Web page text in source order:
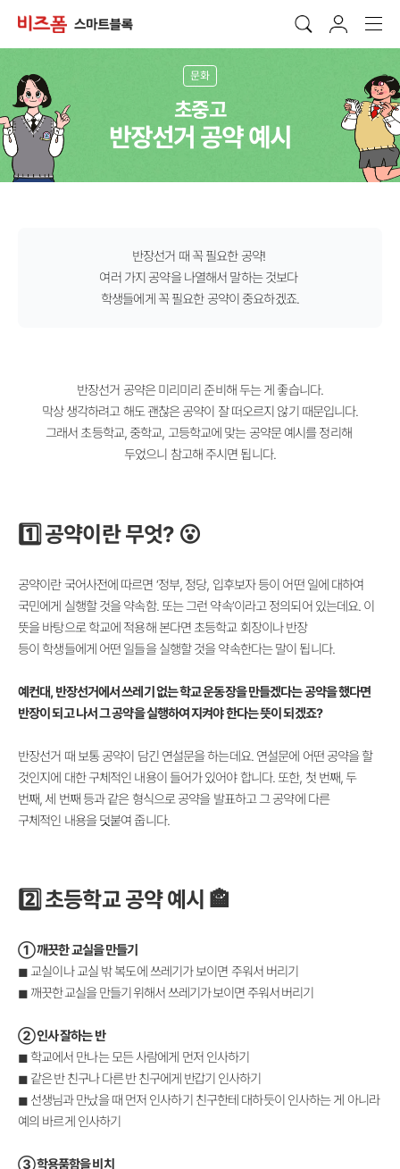
문화
초중고
반장선거 공약 예시
반장선거 때 꼭 필요한 공약!
여러 가지 공약을 나열해서 말하는 것보다
학생들에게 꼭 필요한 공약이 중요하겠죠.
반장선거 공약은 미리미리 준비해 두는 게 좋습니다.
막상 생각하려고 해도 괜찮은 공약이 잘 떠오르지 않기 때문입니다.
그래서 초등학교, 중학교, 고등학교에 맞는공약문 예시를 정리해
두었으니 참고해 주시면 됩니다.
1️⃣ 공약이란 무엇? 😮
공약이란 국어사전에 따르면 ‘정부, 정당, 입후보자 등이 어떤 일에 대하여
국민에게 실행할 것을 약속함. 또는 그런 약속’이라고 정의되어 있는데요. 이
뜻을 바탕으로 학교에 적용해 본다면 초등학교 회장이나 반장
등이 학생들에게 어떤 일들을 실행할 것을 약속한다는 말이 됩니다.
예컨대, 반장선거에서 쓰레기 없는 학교 운동장을만들겠다는 공약을 했다면
반장이 되고 나서 그 공약을 실행하여 지켜야 한다는 뜻이 되겠죠?
반장선거 때 보통 공약이 담긴 연설문을 하는데요. 연설문에 어떤 공약을 할
것인지에 대한 구체적인 내용이 들어가 있어야 합니다. 또한, 첫 번째, 두
번째, 세 번째 등과 같은 형식으로 공약을 발표하고 그 공약에 다른
구체적인 내용을 덧붙여 줍니다.
2️⃣ 초등학교 공약 예시 🏤
① 깨끗한 교실을 만들기
◼ 교실이나 교실 밖 복도에 쓰레기가 보이면 주워서 버리기
◼ 깨끗한 교실을 만들기 위해서 쓰레기가 보이면 주워서 버리기
②인사 잘하는 반
◼ 학교에서 만나는 모든 사람에게 먼저 인사하기
◼ 같은 반 친구나 다른 반 친구에게 반갑기 인사하기
◼ 선생님과 만났을 때 먼저 인사하기 친구한테 대하듯이 인사하는 게 아니라
예의 바르게 인사하기
③학용품함을 비치